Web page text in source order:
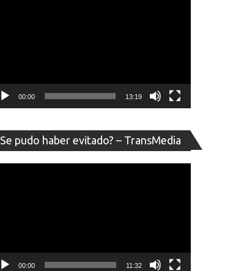
00:00 13:19
Se pudo haber evitado? – TransMedia
de
vídeo
00:00 11:32